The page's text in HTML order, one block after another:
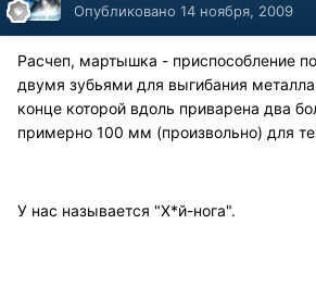
Опубликовано 14 ноября, 2009
Расчеп, мартышка - приспособление
двумя зубьями для выгибания
конце которой вдоль приварена два
примерно 100 мм (произвольно) для
У нас называется "Х*й-нога".